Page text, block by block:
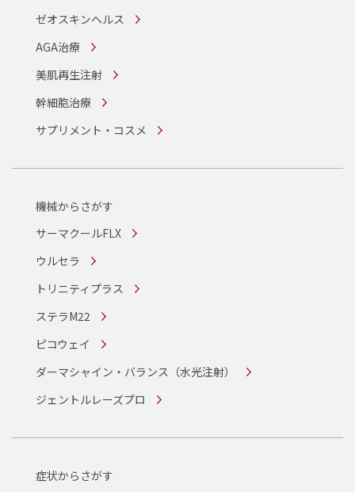
ゼオスキンヘルス
AGA治療
美肌再生注射
幹細胞治療
サプリメント・コスメ
機械からさがす
サーマクールFLX
ウルセラ
トリニティプラス
ステラM22
ピコウェイ
ダーマシャイン・バランス （水光注射）
ジェントルレーズプロ
症状からさがす